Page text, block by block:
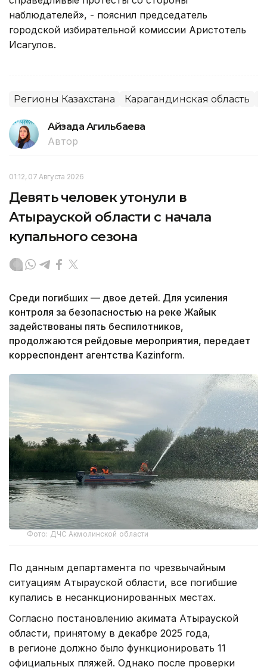
наблюдателей», - пояснил председатель
городской избирательной комиссии Аристотель
Исагулов.
Регионы Казахстана Карагандинская область
Айзада Агильбаева
Автор
01:12, 07 Августа 2026
Девять человек утонули в
Атырауской области с начала
купального сезона
Среди погибших — двое детей. Для усиления
контроля за безопасностью на реке Жайык
задействованы пять беспилотников,
продолжаются рейдовые мероприятия, передает
корреспондент агентства Kazinform.
Фото: ДЧС Акмолинской области
По данным департамента по чрезвычайным
ситуациям Атырауской области, все погибшие
купались в несанкционированных местах.
Согласно постановлению акимата Атырауской
области, принятому в декабре 2025 года,
в регионе должно было функционировать 11
официальных пляжей. Однако после проверки